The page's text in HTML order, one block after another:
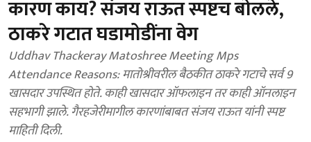
कारण काय? संजय राऊत स्पष्टच बोलले,
ठाकरे गटात घडामोडींना वेग
Uddhav Thackeray Matoshree Meeting Mps
Attendance Reasons: मातोश्रीवरील बैठकीत ठाकरे गटाचे सर्व 9
खासदार उपस्थित होते. काही खासदार ऑफलाइन तर काही ऑनलाइन
सहभागी झाले. गैरहजेरीमागील कारणांबाबत संजय राऊत यांनी स्पष्ट
माहिती दिली.